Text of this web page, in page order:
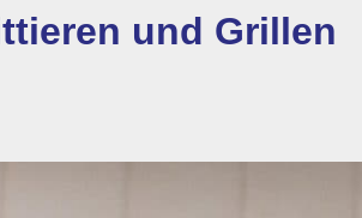
und Grillen